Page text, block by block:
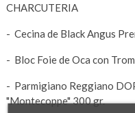
CHARCUTERIA
- Cecina de Black Angus
- Bloc Foie de Oca con
- Parmigiano Reggiano
"Montecoppe" 300 gr.